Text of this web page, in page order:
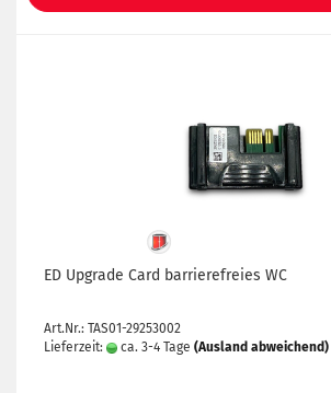
ED Upgrade Card barrierefreies WC
Art.Nr.: TAS01-29253002
Lieferzeit:
ca. 3-4 Tage (Ausland abweichend)